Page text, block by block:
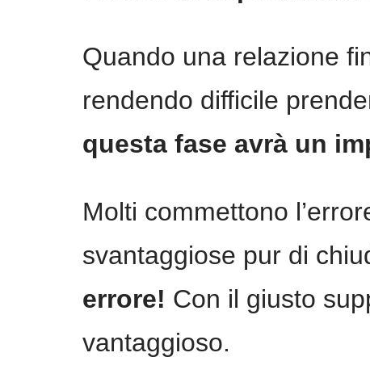
Quando una relazione
rendendo difficile
questa fase avrà un
Molti commettono
svantaggiose pur di
errore! Con il giusto
vantaggioso.